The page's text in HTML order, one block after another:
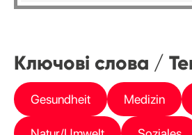
Ключові слова /
Gesundheit Medizin